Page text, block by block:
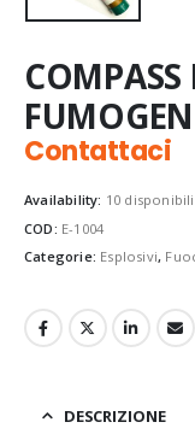
Contattaci
Availability: 10 disponibili
COD: E-1004
Categorie: Esplosivi,
DESCRIZIONE